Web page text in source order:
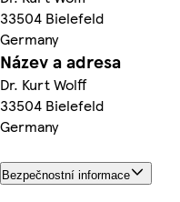
33504 Bielefeld
Germany
Název a adresa
Dr. Kurt Wolff
33504 Bielefeld
Germany
Bezpečnostní informace